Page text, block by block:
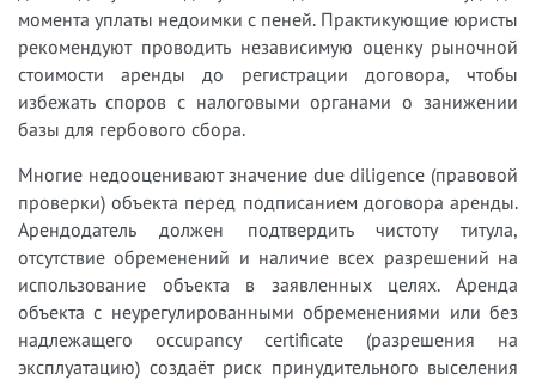
момента уплаты недоимки с пеней. Практикующие юристы
рекомендуют проводить независимую оценку рыночной
стоимости аренды до регистрации договора, чтобы
избежать споров с налоговыми органами о занижении
базы для гербового сбора.
Многие недооценивают значение due diligence (правовой
проверки) объекта перед подписанием договора аренды.
Арендодатель должен подтвердить чистоту титула,
отсутствие обременений и наличие всех разрешений на
использование объекта в заявленных целях. Аренда
объекта с неурегулированными обременениями или без
надлежащего occupancy certificate (разрешения на
эксплуатацию) создаёт риск принудительного выселения